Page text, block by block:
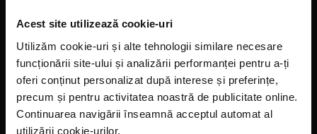
Acest site utilizează cookie-uri
Utilizăm cookie-uri și alte tehnologii similare necesare
funcționării site-ului și analizării performanței pentru a-ți
oferi conținut personalizat după interese și preferințe,
precum și pentru activitatea noastră de publicitate online.
Continuarea navigării înseamnă acceptul automat al
utilizării cookie-urilor.
LaDoiPași Extra
Hora reciclării
Contact